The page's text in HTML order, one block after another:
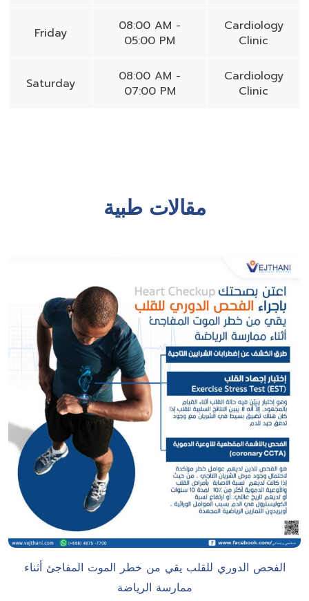
Friday
08:00 AM -
05:00 PM
Cardiology
Clinic
Saturday
08:00 AM -
07:00 PM
Cardiology
Clinic
مقالات طبية
الفحص الدوري للقلب يقي من خطر الموت المفاجئ أثناء
ممارسة الرياضة